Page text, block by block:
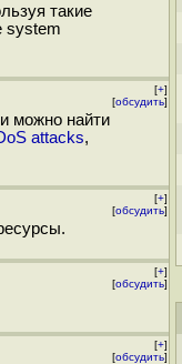
такие
system
[+]
[обсудить]
можно найти
attacks,
[+]
[обсудить]
[+]
[обсудить]
[+]
[обсудить]